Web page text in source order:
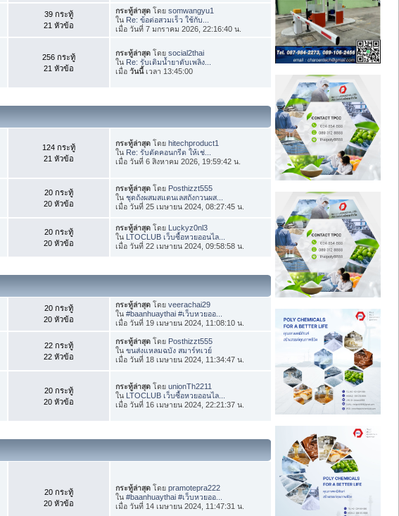
39 กระทู้
21 หัวข้อ
กระทู้ล่าสุด โดยsomwangyu1
ใน Re: ข้อต่อสวมเร็ว ใช้กับ...
เมื่อ วันที่ 7 มกราคม 2026, 22:16:40 น.
256 กระทู้
21 หัวข้อ
กระทู้ล่าสุด โดยsocial2thai
ใน Re: รับเติมน้ำยาดับเพลิง...
เมื่อวันนี้เวลา 13:45:00
124 กระทู้
21 หัวข้อ
กระทู้ล่าสุด โดยhitechproduct1
ใน Re: รับตัดคอนกรีต ให้เช่...
เมื่อ วันที่ 6 สิงหาคม 2026, 19:59:42 น.
20 กระทู้
20 หัวข้อ
กระทู้ล่าสุด โดย Posthizzt555
ในชุดถังผสมสแตนเลสถังกวนผส...
เมื่อ วันที่ 25 เมษายน 2024, 08:27:45 น.
20 กระทู้
20 หัวข้อ
กระทู้ล่าสุด โดย Luckyz0nl3
ใน LTOCLUB เว็บซื้อหวยออนไล...
เมื่อ วันที่ 22 เมษายน 2024, 09:58:58 น.
20 กระทู้
20 หัวข้อ
กระทู้ล่าสุด โดยveerachai29
ใน#baanhuaythai #เว็บหวยออ...
เมื่อ วันที่ 19 เมษายน 2024, 11:08:10 น.
22 กระทู้
22 หัวข้อ
กระทู้ล่าสุด โดย Posthizzt555
ในขนส่งแหลมฉบัง สมาร์ทเวย์
เมื่อ วันที่ 18 เมษายน 2024, 11:34:47 น.
20 กระทู้
20 หัวข้อ
กระทู้ล่าสุด โดยunionTh2211
ใน LTOCLUB เว็บซื้อหวยออนไล...
เมื่อ วันที่ 16 เมษายน 2024, 22:21:37 น.
20 กระทู้
20 หัวข้อ
กระทู้ล่าสุด โดยpramotepra222
ใน#baanhuaythai #เว็บหวยออ...
เมื่อ วันที่ 14 เมษายน 2024, 11:47:31 น.